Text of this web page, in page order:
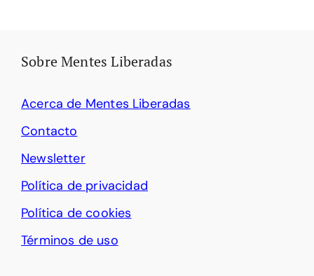
Sobre Mentes Liberadas
Acerca de Mentes Liberadas
Contacto
Newsletter
Política de privacidad
Política de cookies
Términos de uso